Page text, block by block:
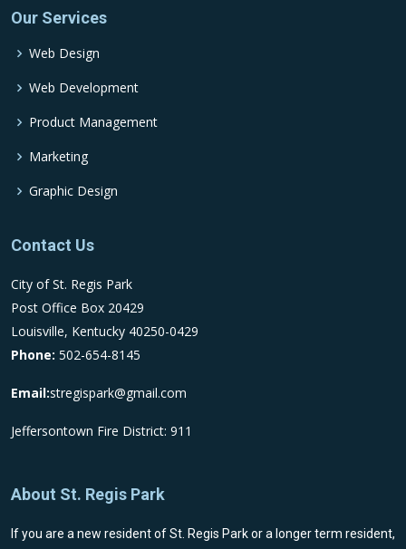
Our Services
Web Design
Web Development
Product Management
Marketing
Graphic Design
Contact Us
City of St. Regis Park
Post Office Box 20429
Louisville, Kentucky 40250-0429
Phone: 502-654-8145
Email:stregispark@gmail.com
Jeffersontown Fire District: 911
About St. Regis Park
If you are a new resident of St. Regis Park or a longer term resident,